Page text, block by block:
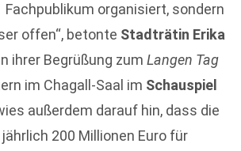
Fachpublikum organisiert, sondern
offen“, betonte Stadträtin Erika
ihrer Begrüßung zum Langen Tag
im Chagall-Saal im Schauspiel
außerdem darauf hin, dass die
200 Millionen Euro für